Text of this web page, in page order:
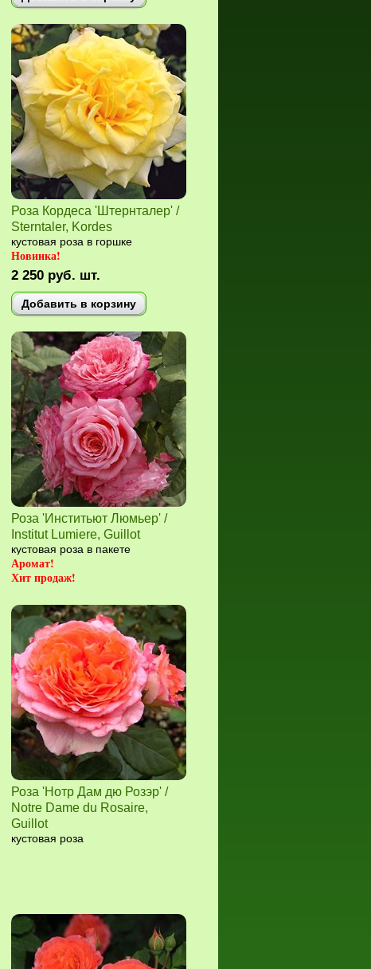
Роза Кордеса 'Штернталер' /
Sterntaler, Kordes
кустовая роза в горшке
Новинка!
2 250 руб. шт.
Добавить в корзину
Роза 'Инститьют Люмьер' /
Institut Lumiere, Guillot
кустовая роза в пакете
Аромат!
Хит продаж!
Роза 'Нотр Дам дю Розэр' /
Notre Dame du Rosaire,
Guillot
кустовая роза